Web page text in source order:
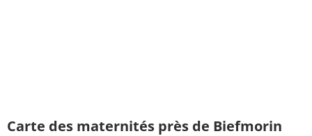
Carte des maternités près de Biefmorin